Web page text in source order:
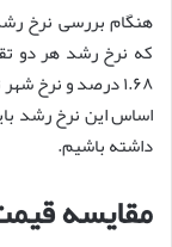
هنگام بررسی نرخ
که نرخ رشد هر دو
اساس این نرخ رشد
داشته باشیم.
مقایسه